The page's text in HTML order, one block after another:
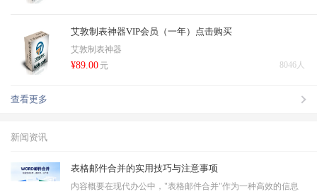
艾敦制表神器VIP会员（一年）点击购买
艾敦制表神器
8046人
¥89.00 元
查看更多
新闻资讯
表格邮件合并的实用技巧与注意事项
内容概要在现代办公中，"表格邮件合并"作为一种高效的信息